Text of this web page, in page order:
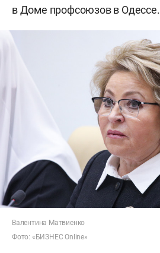
в Доме профсоюзов в Одессе.
Валентина Матвиенко
Фото: «БИЗНЕС Online»